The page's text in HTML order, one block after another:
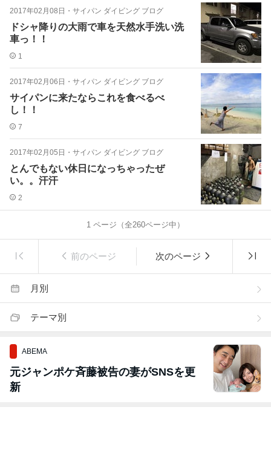
2017年02月08日 ・ サイパン ダイビング ブログ
ドシャ降りの大雨で車を天然水手洗い洗
車っ！！
1
2017年02月06日 ・ サイパン ダイビング ブログ
サイパンに来たならこれを食べるべ
し！！
7
2017年02月05日 ・ サイパン ダイビング ブログ
とんでもない休日になっちゃったぜ
い。。汗汗
2
1 ページ（全260ページ中）
前のページ 次のページ
月別
テーマ別
ABEMA
元ジャンポケ斉藤被告の妻がSNSを更
新